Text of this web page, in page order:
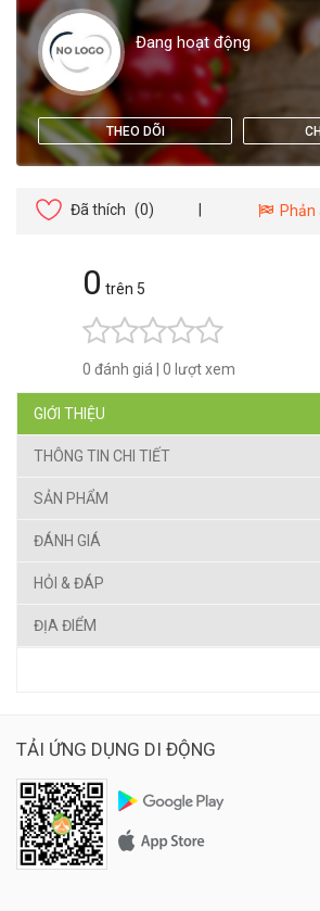
Đang hoạt động
THEO DÕI
Đã thích (0) Phản
0 trên 5
0 đánh giá 0 lượt xem
GIỚI THIỆU
THÔNG TIN CHI TIẾT
SẢN PHẨM
ĐÁNH GIÁ
HỎI & ĐÁP
ĐỊA ĐIỂM
TẢI ỨNG DỤNG DI ĐỘNG